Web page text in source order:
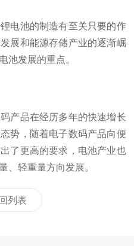
池的制造有至关只要的作
展和能源存储产业的逐渐崛
池发展的重点。
品在经历多年的快速增长
势，随着电子数码产品向便
了更高的要求，电池产业也
、轻重量方向发展。
列表